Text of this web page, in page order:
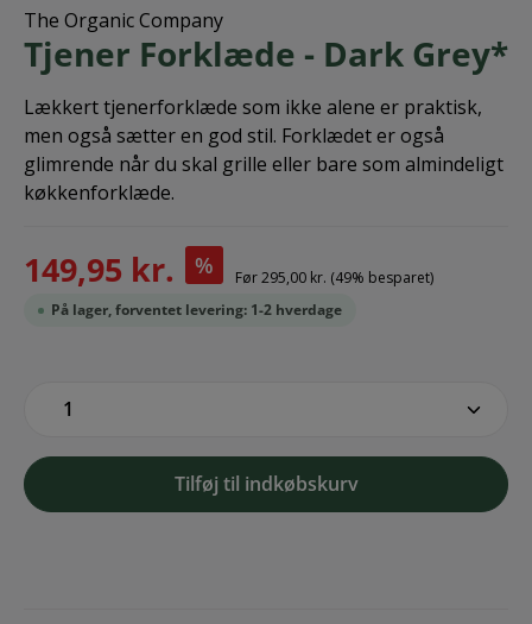
The Organic Company
Tjener Forklæde - Dark Grey*
Lækkert tjenerforklæde som ikke alene er praktisk,
men også sætter en god stil. Forklædet er også
glimrende når du skal grille eller bare som almindeligt
køkkenforklæde.
149,95 kr. % Før295,00 kr. (49% besparet)
På lager, forventet levering: 1-2 hverdage
Tilføj til indkøbskurv